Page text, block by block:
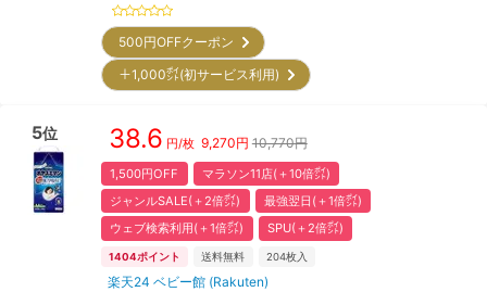
500円OFFクーポン
＋1,000㌽(初サービス利用)
5位 38.6 円/枚 9,270円 10,770円
1,500円OFF
マラソン11店(＋10倍㌽)
ジャンルSALE(＋2倍㌽)
最強翌日(＋1倍㌽)
ウェブ検索利用(＋1倍㌽)
SPU(＋2倍㌽)
1404ポイント 送料無料 204枚入
楽天24 ベビー館 (Rakuten)